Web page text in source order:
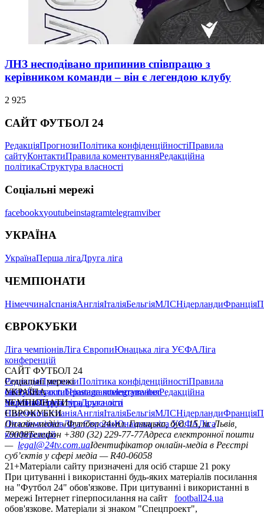
ЛНЗ несподівано припинив співпрацю з
керівником команди – він є легендою клубу
2 925
САЙТ ФУТБОЛ 24
РедакціяПрогнозиПолітика конфіденційностіПравила
сайтуКонтактиПравила коментуванняРедакційна
політикаСтруктура власності
Соціальні мережі
facebookxyoutubeinstagramtelegramviber
УКРАЇНА
УкраїнаПерша лігаДруга ліга
ЧЕМПІОНАТИ
НімеччинаІспаніяАнгліяІталіяБельгіяМЛСНідерландиФранція
ЄВРОКУБКИ
Ліга чемпіонівЛіга ЄвропиЮнацька ліга УЄФАЛіга
конференцій
САЙТ ФУТБОЛ 24
РедакціяПрогнозиПолітика конфіденційностіПравила
сайтуКонтактиПравила коментуванняРедакційна
політикаСтруктура власності
Соціальні мережі
facebookxyoutubeinstagramtelegramviber
УКРАЇНА
УкраїнаПерша лігаДруга ліга
ЧЕМПІОНАТИ
НімеччинаІспаніяАнгліяІталіяБельгіяМЛСНідерландиФранція
ЄВРОКУБКИ
Ліга чемпіонівЛіга ЄвропиЮнацька ліга УЄФАЛіга
конференцій
Онлайн-медіа «Футбол 24»пл. Галицька, буд. 15, м. Львів,
79008Телефон +380 (32) 229-77-77Адреса електронної пошти
— legal@24tv.com.uaІдентифікатор онлайн-медіа в Реєстрі
суб’єктів у сфері медіа — R40-06058
21+Матеріали сайту призначені для осіб старше 21 року
При цитуванні і використанні будь-яких матеріалів посилання
на "Футбол 24" обов'язкове. При цитуванні і використанні в
мережі Інтернет гіперпосилання на сайт
football24.ua
обов'язкове. Матеріали зі знаком "Спецпроект",